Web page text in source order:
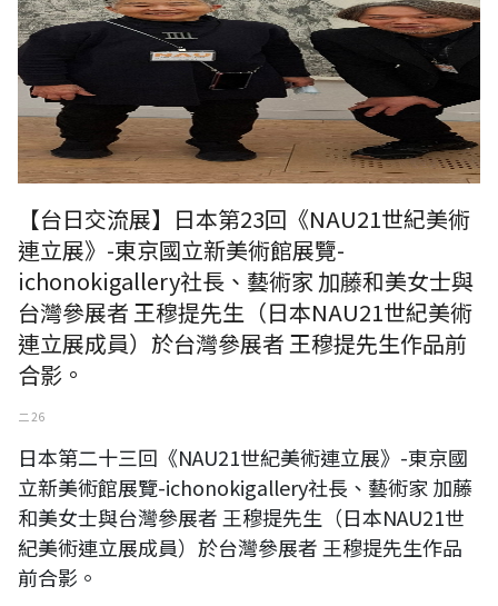
【台日交流展】日本第23回《NAU21世紀美術
連立展》-東京國立新美術館展覽-
ichonokigallery社長、藝術家 加藤和美女士與
台灣參展者 王穆提先生（日本NAU21世紀美術
連立展成員）於台灣參展者 王穆提先生作品前
合影。
二 26
日本第二十三回《NAU21世紀美術連立展》-東京國
立新美術館展覽-ichonokigallery社長、藝術家 加藤
和美女士與台灣參展者 王穆提先生（日本NAU21世
紀美術連立展成員）於台灣參展者 王穆提先生作品
前合影。